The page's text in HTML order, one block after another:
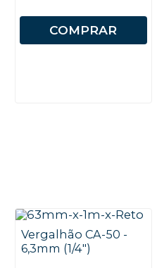
COMPRAR
Vergalhão CA-50 -
6,3mm (1/4")